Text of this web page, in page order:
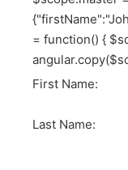
= function() {
First Name:
Last Name: